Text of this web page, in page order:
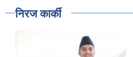
निरज कार्की